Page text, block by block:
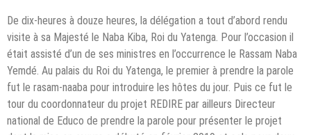
De dix-heures à douze heures, la délégation a tout d’abord rendu
visite à sa Majesté le Naba Kiba, Roi du Yatenga. Pour l’occasion il
était assisté d’un de ses ministres en l’occurrence le Rassam Naba
Yemdé. Au palais du Roi du Yatenga, le premier à prendre la parole
fut le rasam-naaba pour introduire les hôtes du jour. Puis ce fut le
tour du coordonnateur du projet REDIRE par ailleurs Directeur
national de Educo de prendre la parole pour présenter le projet